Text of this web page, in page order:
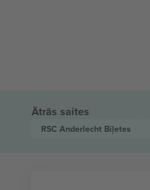
Ātrās saites
RSC Anderlecht Biļetes